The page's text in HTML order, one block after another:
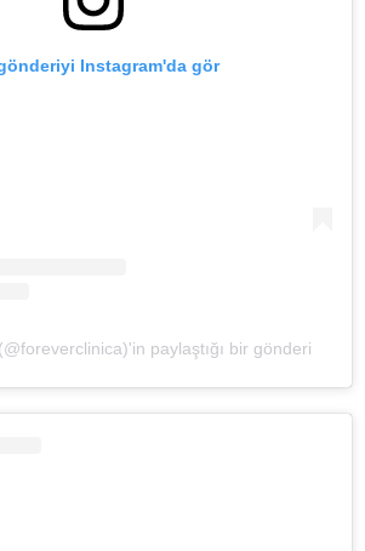
Instagram'da gör
paylaştığı bir gönderi